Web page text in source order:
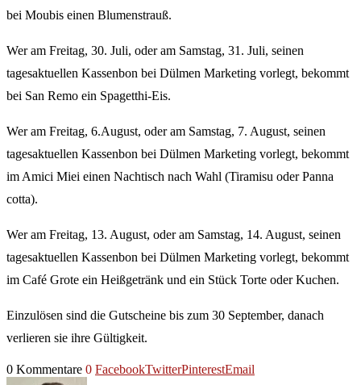
bei Moubis einen Blumenstrauß.
Wer am Freitag, 30. Juli, oder am Samstag, 31. Juli, seinen
tagesaktuellen Kassenbon bei Dülmen Marketing vorlegt, bekommt
bei San Remo ein Spagetthi-Eis.
Wer am Freitag, 6.August, oder am Samstag, 7. August, seinen
tagesaktuellen Kassenbon bei Dülmen Marketing vorlegt, bekommt
im Amici Miei einen Nachtisch nach Wahl (Tiramisu oder Panna
cotta).
Wer am Freitag, 13. August, oder am Samstag, 14. August, seinen
tagesaktuellen Kassenbon bei Dülmen Marketing vorlegt, bekommt
im Café Grote ein Heißgetränk und ein Stück Torte oder Kuchen.
Einzulösen sind die Gutscheine bis zum 30 September, danach
verlieren sie ihre Gültigkeit.
0 Kommentare 0 FacebookTwitterPinterestEmail